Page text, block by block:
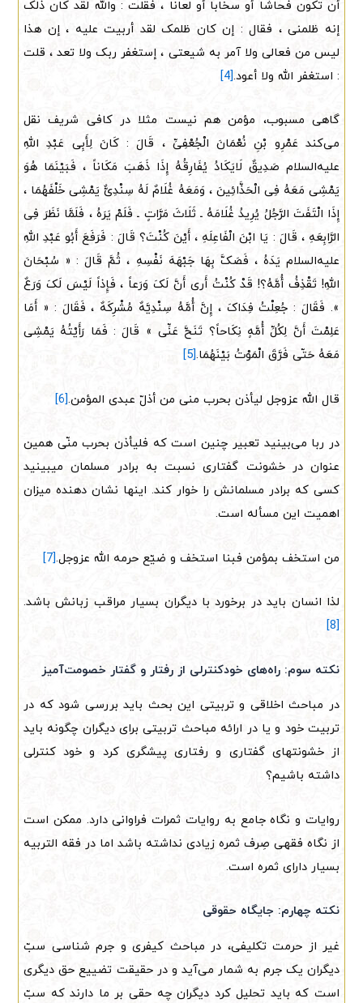
أن تکون فحاشا أو سخابا أو لعانا ، فقلت : والله لقد کان ذلک
إنه ظلمنی ، فقال : إن کان ظلمک لقد أربیت علیه ، إن هذا
لیس من فعالی ولا آمر به شیعتی ، إستغفر ربک ولا تعد ، قلت
: استغفر الله ولا أعود.[4]
گاهی مسبوب، مؤمن هم نیست مثلا در کافی شریف نقل
می‌کند عَمْرِو بْنِ نُعْمَانَ الْجُعْفِیِّ ، قَالَ : کَانَ لِأَبِی عَبْدِ اللهِ
علیه‌السلام صَدِیقٌ لَایَکَادُ یُفَارِقُهُ إِذَا ذَهَبَ مَکَاناً ، فَبَیْنَمَا هُوَ
یَمْشِی مَعَهُ فِی الْحَذَّائِینَ ، وَمَعَهُ غُلَامٌ لَهُ سِنْدِیٌّ یَمْشِی خَلْفَهُمَا ،
إِذَا الْتَفَتَ الرَّجُلُ یُرِیدُ غُلَامَهُ ـ ثَلَاثَ مَرَّاتٍ ـ فَلَمْ یَرَهُ ، فَلَمَّا نَظَرَ فِی
الرَّابِعَهِ ، قَالَ : یَا ابْنَ الْفَاعِلَهِ ، أَیْنَ کُنْتَ؟ قَالَ : فَرَفَعَ أَبُو عَبْدِ اللهِ
علیه‌السلام یَدَهُ ، فَصَکَّ بِهَا جَبْهَهَ نَفْسِهِ ، ثُمَّ قَالَ : « سُبْحَانَ
اللهِ! تَقْذِفُ أُمَّهُ؟! قَدْ کُنْتُ أَرى أَنَّ لَکَ وَرَعاً ، فَإِذاً لَیْسَ لَکَ وَرَعٌ
». فَقَالَ : جُعِلْتُ فِدَاکَ ، إِنَّ أُمَّهُ سِنْدِیَّهٌ مُشْرِکَهٌ ، فَقَالَ : « أَمَا
عَلِمْتَ أَنَّ لِکُلِّ أُمَّهٍ نِکَاحاً؟ تَنَحَّ عَنِّی » قَالَ : فَمَا رَأَیْتُهُ یَمْشِی
مَعَهُ حَتّى فَرَّقَ الْمَوْتُ بَیْنَهُمَا.[5]
قال الله عزوجل لیأذن بحرب منی من أذلّ عبدی المؤمن.[6]
در ربا می‌بینید تعبیر چنین است که فلیأذن بحرب منّی همین
عنوان در خشونت گفتاری نسبت به برادر مسلمان میبینید
کسی که برادر مسلمانش را خوار کند. اینها نشان دهنده میزان
اهمیت این مسأله است.
من استخف بمؤمن فبنا استخف و ضیّع حرمه الله عزوجل.[7]
لذا انسان باید در برخورد با دیگران بسیار مراقب زبانش باشد.
[8]
نکته سوم: راه‌های خودکنترلی از رفتار و گفتار خصومت‌آمیز
در مباحث اخلاقی و تربیتی این بحث باید بررسی شود که در
تربیت خود و یا در ارائه مباحث تربیتی برای دیگران چگونه باید
از خشونتهای گفتاری و رفتاری پیشگری کرد و خود کنترلی
داشته باشیم؟
روایات و نگاه جامع به روایات ثمرات فراوانی دارد. ممکن است
از نگاه فقهی صِرف ثمره زیادی نداشته باشد اما در فقه التربیه
بسیار دارای ثمره است.
نکته چهارم: جایگاه حقوقی
غیر از حرمت تکلیفی، در مباحث کیفری و جرم شناسی سبّ
دیگران یک جرم به شمار می‌آید و در حقیقت تضییع حق دیگری
است که باید تحلیل کرد دیگران چه حقی بر ما دارند که سبّ